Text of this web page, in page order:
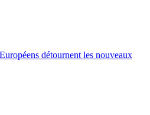
détournent les nouveaux